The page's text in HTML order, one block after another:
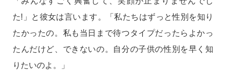
た!」と彼女は言います。「私たちはずっと性別を知り
たかったの。私も当日まで待つタイプだったらよかっ
たんだけど、できないの。自分の子供の性別を早く知
りたいのよ。」